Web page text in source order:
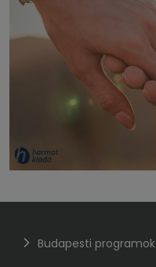
Budapesti programok